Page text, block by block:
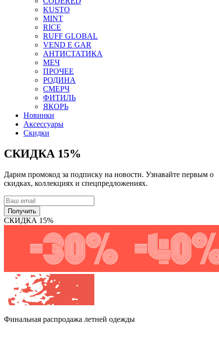
KUSTO
MINT
RICE
RUFF GLOBAL
VEND E GAR
АНТИСТАТИКА
МЕЧ
ПРОЧЕЕ
РОДИНА
СМЕРЧ
ФИТИЛЬ
ЯКОРЬ
Новинки
Аксессуары
Скидки
СКИДКА 15%
Дарим промокод за подписку на новости. Узнавайте первым о
скидках, коллекциях и спецпредложениях.
Получить
СКИДКА 15%
Финальная распродажа летней одежды